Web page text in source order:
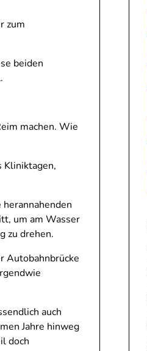
zum
beiden
machen. Wie
Kliniktagen,
um am Wasser
zu drehen.
Autobahnbrücke
auch
Jahre hinweg
doch